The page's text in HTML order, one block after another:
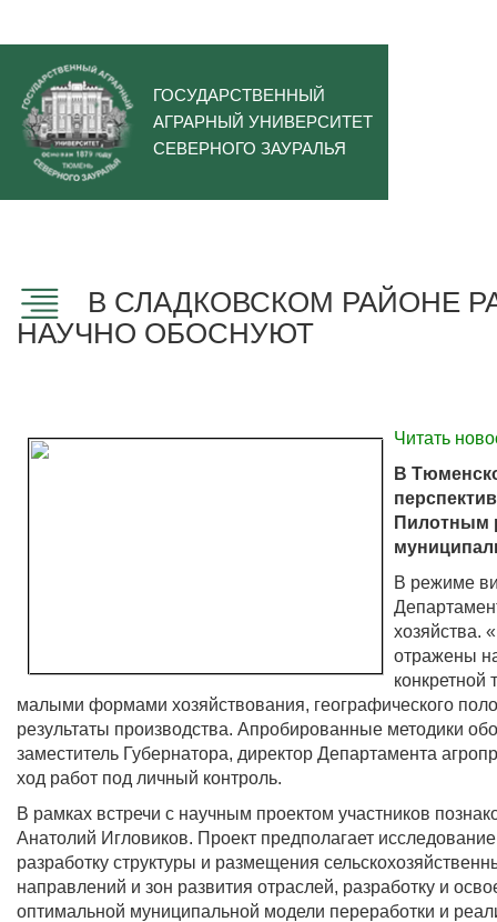
ГОСУДАРСТВЕННЫЙ
АГРАРНЫЙ УНИВЕРСИТЕТ
СЕВЕРНОГО ЗАУРАЛЬЯ
В СЛАДКОВСКОМ РАЙОНЕ
НАУЧНО ОБОСНУЮТ
Читать
В
Пилотным
В режиме
хозяйства.
отражены
малыми формами хозяйствования, географического
результаты производства. Апробированные методики
заместитель Губернатора, директор Департамента
ход работ под личный контроль.
В рамках встречи с научным проектом участников
Анатолий Игловиков. Проект предполагает
разработку структуры и размещения
направлений и зон развития отраслей, разработку и
оптимальной муниципальной модели переработки и